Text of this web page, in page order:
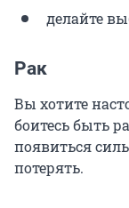
делайте
Рак
Вы хотите
боитесь быть
появиться
потерять.